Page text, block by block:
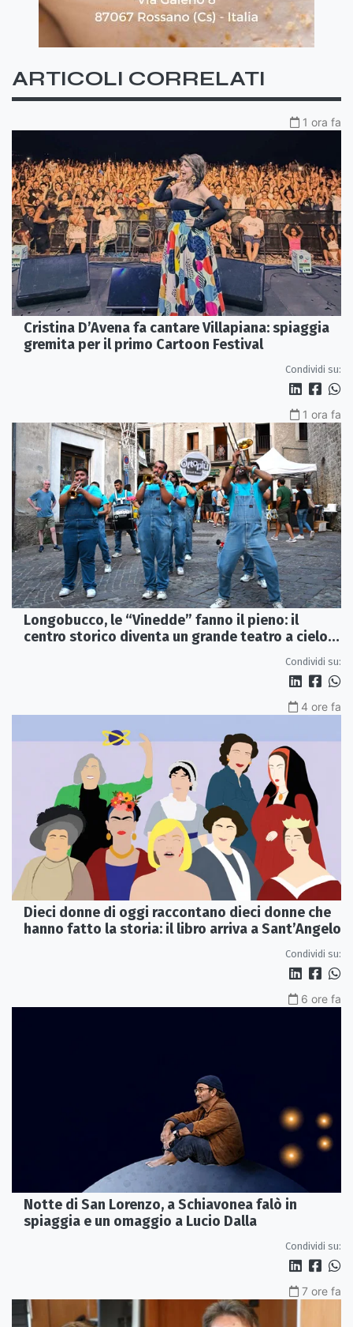
ARTICOLI CORRELATI
1 ora fa
Cristina D’Avena fa cantare Villapiana: spiaggia
gremita per il primo Cartoon Festival
Condividi su:
1 ora fa
Longobucco, le “Vinedde” fanno il pieno: il
centro storico diventa un grande teatro a cielo
Condividi su:
4 ore fa
Dieci donne di oggi raccontano dieci donne che
hanno fatto la storia: il libro arriva a Sant’Angelo
Condividi su:
6 ore fa
Notte di San Lorenzo, a Schiavonea falò in
spiaggia e un omaggio a Lucio Dalla
Condividi su:
7 ore fa